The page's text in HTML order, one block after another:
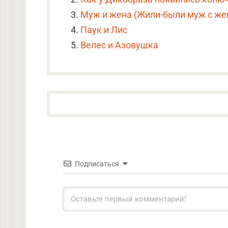
Муж и жена (Жили-были муж с
Паук и Лис
Велес и Азовушка
Подписаться